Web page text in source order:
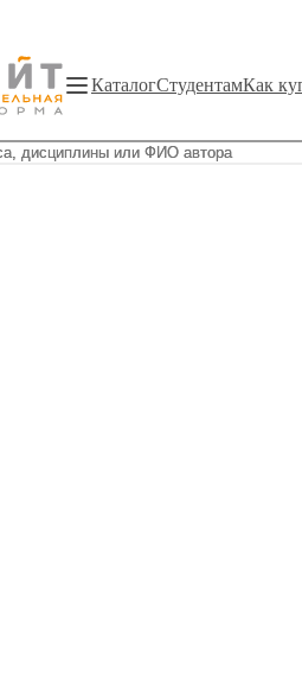
КаталогСтудентамКак